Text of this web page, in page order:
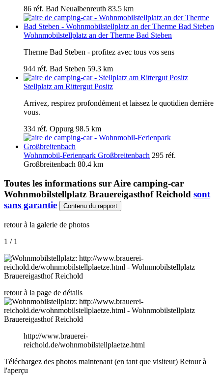
86 réf. Bad Neualbenreuth 83.5 km
Wohnmobilstellplatz an der Therme Bad Steben
Therme Bad Steben - profitez avec tous vos sens
944 réf. Bad Steben 59.3 km
Stellplatz am Rittergut Positz
Arrivez, respirez profondément et laissez le quotidien derrière
vous.
334 réf. Oppurg 98.5 km
Wohnmobil-Ferienpark Großbreitenbach 295 réf.
Großbreitenbach 80.4 km
Toutes les informations sur Aire camping-car
Wohnmobilstellplatz Brauereigasthof Reichold sont
sans garantie
Contenu du rapport
retour à la galerie de photos
1 / 1
retour à la page de détails
http://www.brauerei-
reichold.de/wohnmobilstellplaetze.html
Téléchargez des photos maintenant (en tant que visiteur) Retour à
l'aperçu